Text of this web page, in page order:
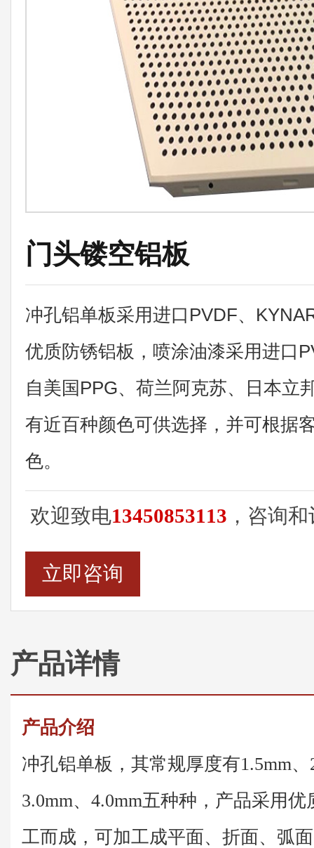
门头镂空铝板
冲孔铝单板采用进口PVDF、
优质防锈铝板，喷涂油漆采用进口
自美国PPG、荷兰阿克苏、日本立
有近百种颜色可供选择，并可根据
色。
欢迎致电13450853113 ，咨询
立即咨询
产品详情
产品介绍
冲孔铝单板，其常规厚度有1.5mm、
3.0mm、4.0mm五种种，产品采用
工而成，可加工成平面、折面、弧